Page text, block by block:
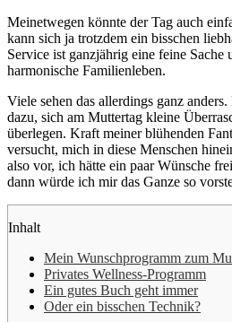
Meinetwegen könnte der Tag auch
kann sich ja trotzdem ein bisschen
Service ist ganzjährig eine feine Sache
harmonische Familienleben.
Viele sehen das allerdings ganz
dazu, sich am Muttertag kleine
überlegen. Kraft meiner blühenden
versucht, mich in diese Menschen
also vor, ich hätte ein paar Wünsche
dann würde ich mir das Ganze so
Inhalt
Mein Wunschprogramm zum
Privates Wellness-Programm
Ein gutes Buch geht immer
Oder ein bisschen Technik?